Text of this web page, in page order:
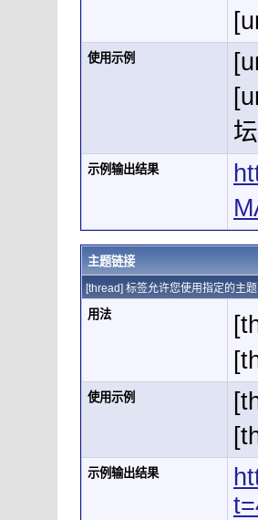
使用示例
示例输出结果
主题链接
[thread] 标签允许您使用指定的主
用法
使用示例
示例输出结果